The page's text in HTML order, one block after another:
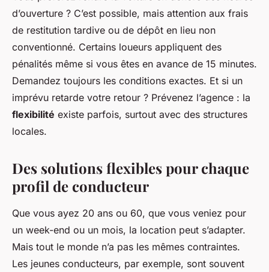
d’ouverture ? C’est possible, mais attention aux frais
de restitution tardive ou de dépôt en lieu non
conventionné. Certains loueurs appliquent des
pénalités même si vous êtes en avance de 15 minutes.
Demandez toujours les conditions exactes. Et si un
imprévu retarde votre retour ? Prévenez l’agence : la
flexibilité existe parfois, surtout avec des structures
locales.
Des solutions flexibles pour chaque
profil de conducteur
Que vous ayez 20 ans ou 60, que vous veniez pour
un week-end ou un mois, la location peut s’adapter.
Mais tout le monde n’a pas les mêmes contraintes.
Les jeunes conducteurs, par exemple, sont souvent